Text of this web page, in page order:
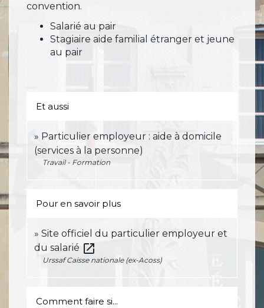
convention.
Salarié au pair
Stagiaire aide familial étranger et jeune
au pair
Et aussi
Particulier employeur : aide à domicile
(services à la personne)
Travail - Formation
Pour en savoir plus
Site officiel du particulier employeur et
du salarié open_in_new
Urssaf Caisse nationale (ex-Acoss)
Comment faire si...